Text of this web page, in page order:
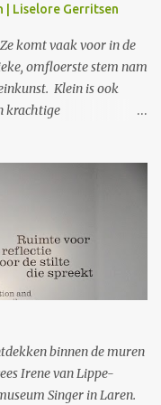
| Liselore Gerritsen
komt vaak voor in de
omfloerste stem nam
Klein is ook
krachtige
vooral over haar
zoek is omdat ze v
me dat toen
ik was zelf nog kind -
vogeltje, klein vogeltje
gegaan Dat mijn
binnen de muren
Irene van Lippe-
Singer in Laren.